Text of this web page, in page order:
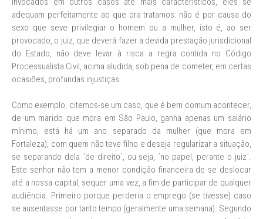
adequam perfeitamente ao que ora tratamos: não é por causa do
sexo que seve privilegiar o homem ou a mulher, isto é, ao ser
provocado, o juiz, que deverá fazer a devida prestação jurisdicional
do Estado, não deve levar à risca a regra contida no Código
Processualista Civil, acima aludida, sob pena de cometer, em certas
ocasiões, profundas injustiças.
Como exemplo, citemos-se um caso, que é bem comum acontecer,
de um marido que mora em São Paulo, ganha apenas um salário
mínimo, está há um ano separado da mulher (que mora em
Fortaleza), com quem não teve filho e deseja regularizar a situação,
se separando dela ´de direito´, ou seja, ´no papel, perante o juiz´.
Este senhor não tem a menor condição financeira de se deslocar
até a nossa capital, sequer uma vez, a fim de participar de qualquer
audiência. Primeiro porque perderia o emprego (se tivesse) caso
se ausentasse por tanto tempo (geralmente uma semana). Segundo